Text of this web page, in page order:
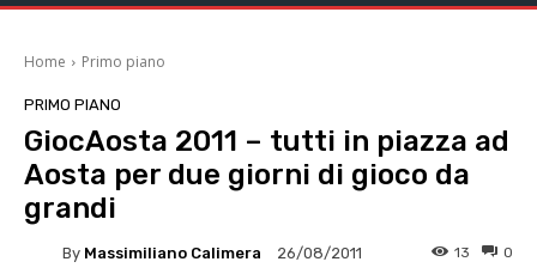
Home Primo piano
PRIMO PIANO
GiocAosta 2011 – tutti in piazza ad
Aosta per due giorni di gioco da
grandi
By Massimiliano Calimera 26/08/2011 0
13